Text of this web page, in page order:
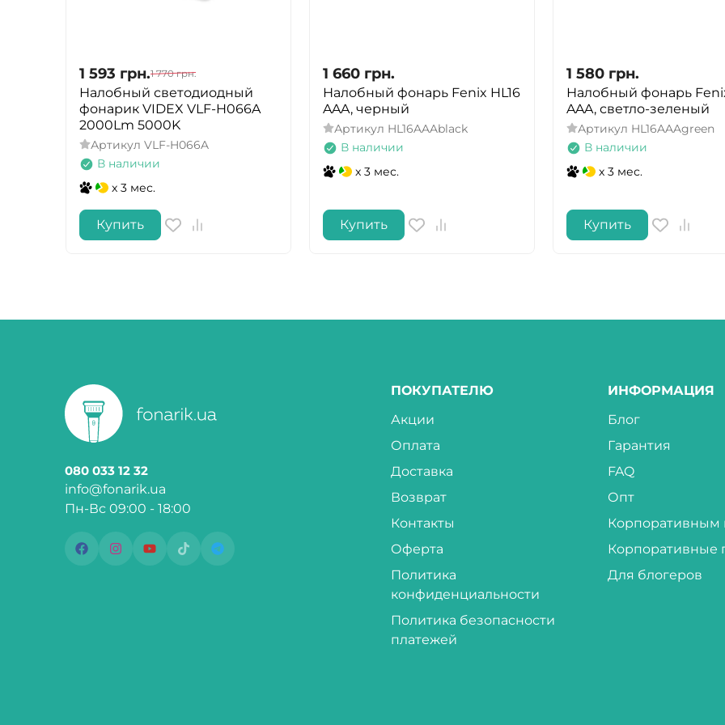
1 593 грн.1 770 грн.
Налобный светодиодный
фонарик VIDEX VLF-H066A
2000Lm 5000K
Артикул VLF-H066A
В наличии
x 3 мес.
Купить
1 660 грн.
Налобный фонарь Fenix HL16
AAA, черный
Артикул HL16AAAblack
В наличии
x 3 мес.
Купить
1 580 грн.
Налобный фонарь
AAA, светло-зеленый
Артикул HL16AAAgreen
В наличии
x 3 мес.
Купить
080 033 12 32
info@fonarik.ua
Пн-Вс 09:00 - 18:00
ПОКУПАТЕЛЮ
Акции
Оплата
Доставка
Возврат
Контакты
Оферта
Политика
конфиденциальности
Политика безопасности
платежей
ИНФОРМАЦИЯ
Блог
Гарантия
FAQ
Опт
Корпоративным
Корпоративные
Для блогеров